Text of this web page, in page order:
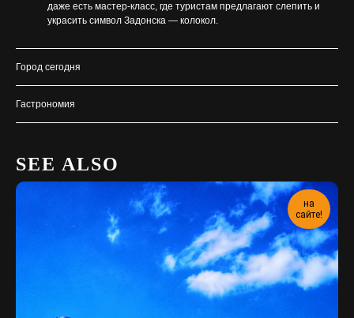
даже есть мастер-класс, где туристам предлагают слепить и
украсить символ Задонска — колокол.
Город сегодня
Гастрономия
SEE ALSO
на
сайте!